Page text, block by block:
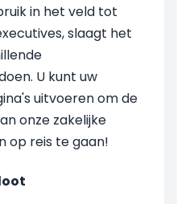
in het veld tot
slaagt het
U kunt uw
uitvoeren om de
onze zakelijke
op reis te gaan!